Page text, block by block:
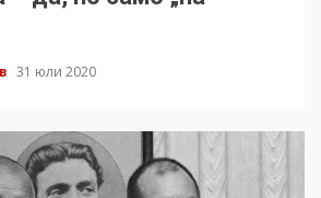
31 юли 2020